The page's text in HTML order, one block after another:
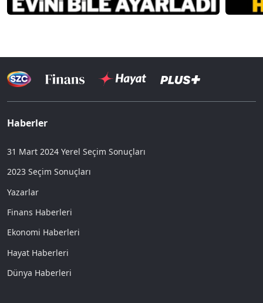
Haberler
31 Mart 2024 Yerel Seçim Sonuçları
2023 Seçim Sonuçları
Yazarlar
Finans Haberleri
Ekonomi Haberleri
Hayat Haberleri
Dünya Haberleri